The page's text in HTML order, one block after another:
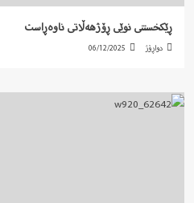
ڕێکخستنی نوێی ڕۆژهەڵاتی ناوەڕاست
دواڕۆژ 06/12/2025